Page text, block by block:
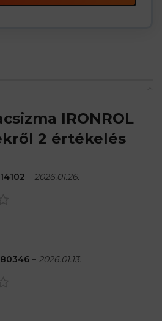
IRONROL
2 értékelés
– 2026.01.26.
– 2026.01.13.